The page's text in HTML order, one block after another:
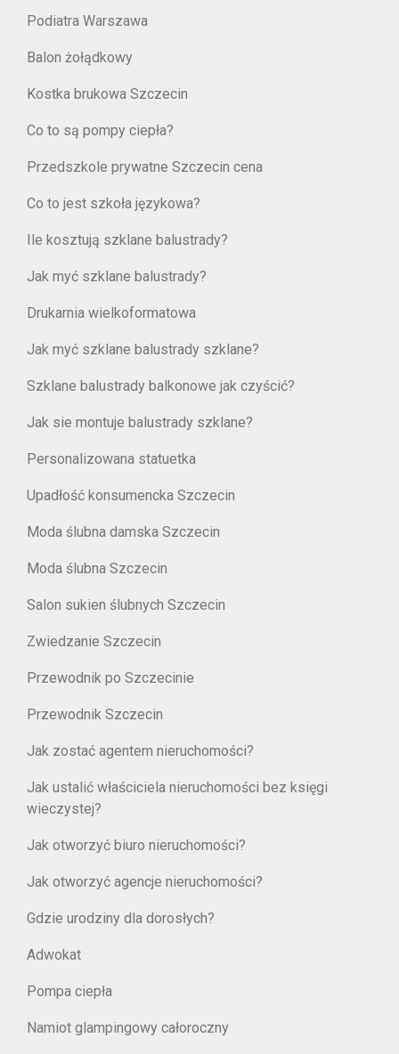
Podiatra Warszawa
Balon żołądkowy
Kostka brukowa Szczecin
Co to są pompy ciepła?
Przedszkole prywatne Szczecin cena
Co to jest szkoła językowa?
Ile kosztują szklane balustrady?
Jak myć szklane balustrady?
Drukarnia wielkoformatowa
Jak myć szklane balustrady szklane?
Szklane balustrady balkonowe jak czyścić?
Jak sie montuje balustrady szklane?
Personalizowana statuetka
Upadłość konsumencka Szczecin
Moda ślubna damska Szczecin
Moda ślubna Szczecin
Salon sukien ślubnych Szczecin
Zwiedzanie Szczecin
Przewodnik po Szczecinie
Przewodnik Szczecin
Jak zostać agentem nieruchomości?
Jak ustalić właściciela nieruchomości bez księgi
wieczystej?
Jak otworzyć biuro nieruchomości?
Jak otworzyć agencje nieruchomości?
Gdzie urodziny dla dorosłych?
Adwokat
Pompa ciepła
Namiot glampingowy całoroczny